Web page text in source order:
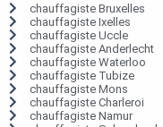
chauffagiste Bruxelles
chauffagiste Ixelles
chauffagiste Uccle
chauffagiste Anderlecht
chauffagiste Waterloo
chauffagiste Tubize
chauffagiste Mons
chauffagiste Charleroi
chauffagiste Namur